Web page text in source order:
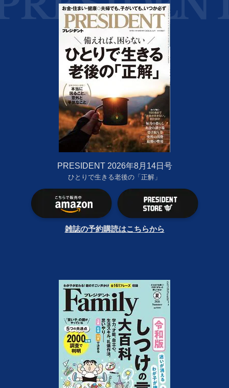
PRESIDENT 2026年8月14日号
ひとりで生きる老後の「正解」
雑誌の予約購読はこちらから